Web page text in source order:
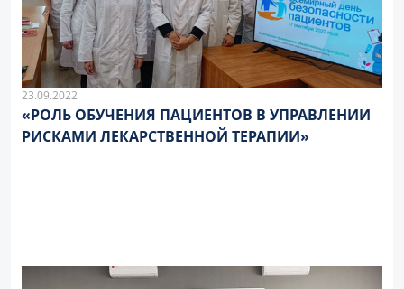
23.09.2022
«РОЛЬ ОБУЧЕНИЯ ПАЦИЕНТОВ В УПРАВЛЕНИИ
РИСКАМИ ЛЕКАРСТВЕННОЙ ТЕРАПИИ»